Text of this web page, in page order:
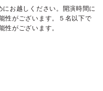
お越しください。開演時間に
性がございます。５名以下で
性がございます。